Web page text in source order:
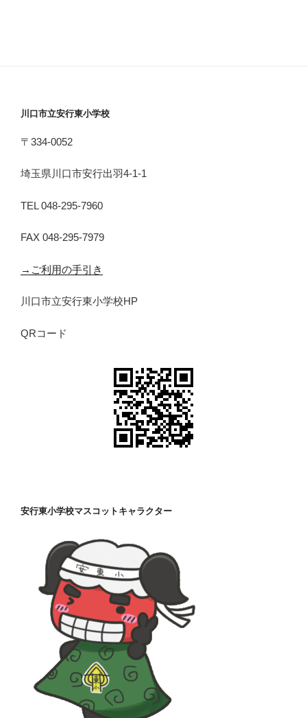
川口市立安行東小学校
〒334-0052
埼玉県川口市安行出羽4-1-1
TEL 048-295-7960
FAX 048-295-7979
→ご利用の手引き
川口市立安行東小学校HP
QRコード
安行東小学校マスコットキャラクター